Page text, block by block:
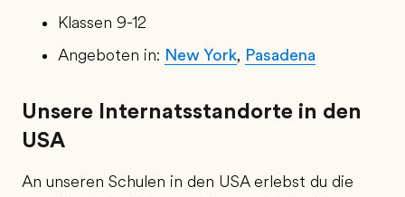
Klassen 9-12
Angeboten in: New York, Pasadena
Unsere Internatsstandorte in den
USA
An unseren Schulen in den USA erlebst du die